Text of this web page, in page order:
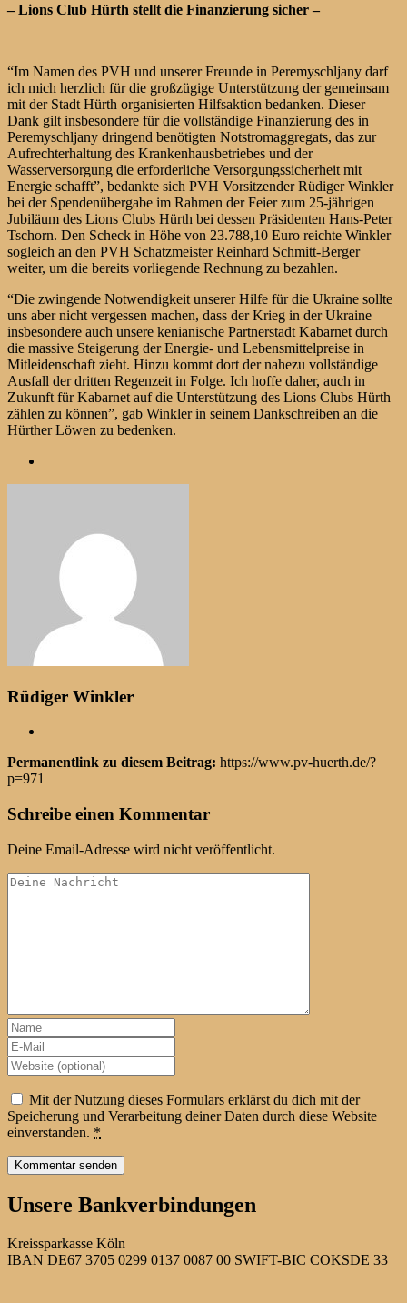
– Lions Club Hürth stellt die Finanzierung sicher –
“Im Namen des PVH und unserer Freunde in Peremyschljany darf
ich mich herzlich für die großzügige Unterstützung der gemeinsam
mit der Stadt Hürth organisierten Hilfsaktion bedanken. Dieser
Dank gilt insbesondere für die vollständige Finanzierung des in
Peremyschljany dringend benötigten Notstromaggregats, das zur
Aufrechterhaltung des Krankenhausbetriebes und der
Wasserversorgung die erforderliche Versorgungssicherheit mit
Energie schafft”, bedankte sich PVH Vorsitzender Rüdiger Winkler
bei der Spendenübergabe im Rahmen der Feier zum 25-jährigen
Jubiläum des Lions Clubs Hürth bei dessen Präsidenten Hans-Peter
Tschorn. Den Scheck in Höhe von 23.788,10 Euro reichte Winkler
sogleich an den PVH Schatzmeister Reinhard Schmitt-Berger
weiter, um die bereits vorliegende Rechnung zu bezahlen.
“Die zwingende Notwendigkeit unserer Hilfe für die Ukraine sollte
uns aber nicht vergessen machen, dass der Krieg in der Ukraine
insbesondere auch unsere kenianische Partnerstadt Kabarnet durch
die massive Steigerung der Energie- und Lebensmittelpreise in
Mitleidenschaft zieht. Hinzu kommt dort der nahezu vollständige
Ausfall der dritten Regenzeit in Folge. Ich hoffe daher, auch in
Zukunft für Kabarnet auf die Unterstützung des Lions Clubs Hürth
zählen zu können”, gab Winkler in seinem Dankschreiben an die
Hürther Löwen zu bedenken.
Rüdiger Winkler
Permanentlink zu diesem Beitrag: https://www.pv-huerth.de/?
p=971
Schreibe einen Kommentar
Deine Email-Adresse wird nicht veröffentlicht.
Mit der Nutzung dieses Formulars erklärst du dich mit der
Speicherung und Verarbeitung deiner Daten durch diese Website
einverstanden. *
Unsere Bankverbindungen
Kreissparkasse Köln
IBAN DE67 3705 0299 0137 0087 00 SWIFT-BIC COKSDE 33